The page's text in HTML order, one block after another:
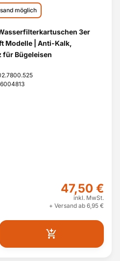
möglich
3er
Modelle | Anti-Kalk,
für Bügeleisen
47,50 €
inkl. MwSt.
+ Versand ab 6,95 €